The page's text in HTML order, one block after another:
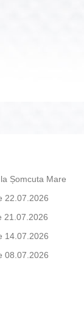
Șomcuta Mare
22.07.2026
21.07.2026
14.07.2026
08.07.2026